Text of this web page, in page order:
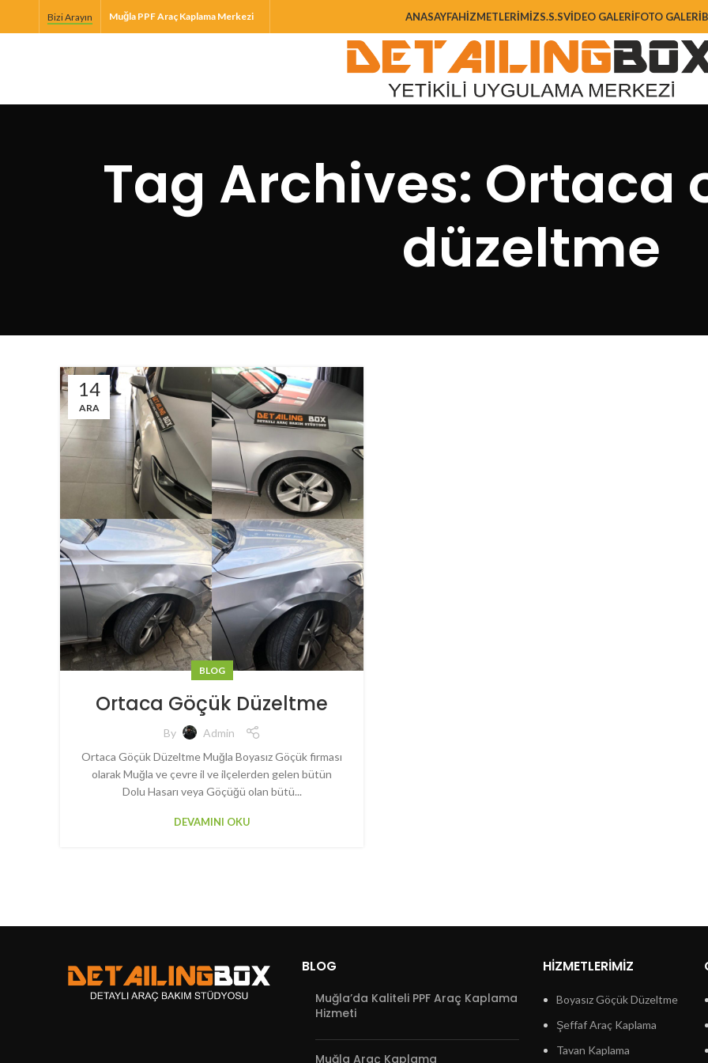
Bizi Arayın Muğla PPF Araç Kaplama Merkezi ANASAYFAHIZMETLERIMIZS.S.SVIDEO GALERIFOTO GALERI
Tag Archives: Ortaca
düzeltme
14
ARA
BLOG
Ortaca Göçük Düzeltme
By
Admin
Ortaca Göçük Düzeltme Muğla Boyasız Göçük firması
olarak Muğla ve çevre il ve ilçelerden gelen bütün
Dolu Hasarı veya Göçüğü olan bütü...
DEVAMINI OKU
BLOG
Muğla’da Kaliteli PPF Araç Kaplama
Hizmeti
Muğla Araç Kaplama
HIZMETLERIMIZ
Boyasız Göçük Düzeltme
Şeffaf Araç Kaplama
Tavan Kaplama